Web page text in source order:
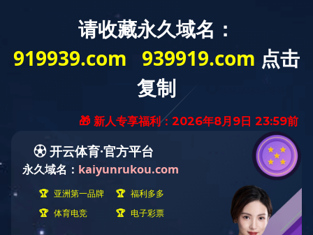
ELEVATOR CAR
轿厢及装潢
FLY-2013-18